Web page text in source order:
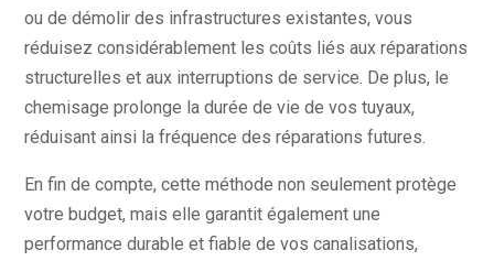
ou de démolir des infrastructures existantes, vous
réduisez considérablement les coûts liés aux réparations
structurelles et aux interruptions de service. De plus, le
chemisage prolonge la durée de vie de vos tuyaux,
réduisant ainsi la fréquence des réparations futures.
En fin de compte, cette méthode non seulement protège
votre budget, mais elle garantit également une
performance durable et fiable de vos canalisations,